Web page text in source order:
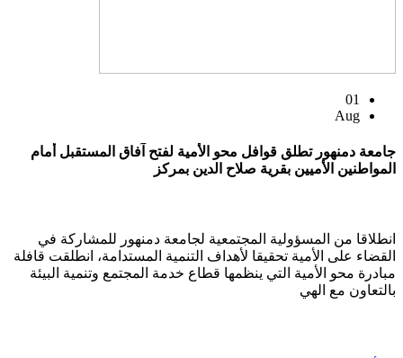
01
Aug
جامعة دمنهور تطلق قوافل محو الأمية لفتح آفاق المستقبل أمام
المواطنين الأميين بقرية صلاح الدين بمركز
انطلاقا من المسؤولية المجتمعية لجامعة دمنهور للمشاركة في
القضاء على الأمية تحقيقا لأهداف التنمية المستدامة، انطلقت قافلة
مبادرة محو الأمية التي ينظمها قطاع خدمة المجتمع وتنمية البيئة
بالتعاون مع الهي